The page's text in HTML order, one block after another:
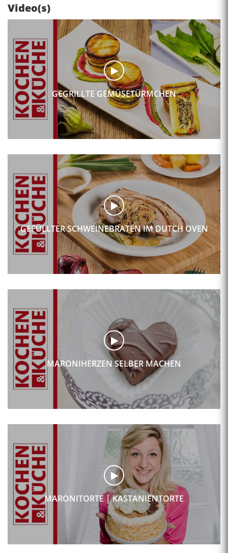
Video(s)
GEGRILLTE GEMÜSETÜRMCHEN
GEFÜLLTER SCHWEINEBRATEN IM DUTCH OVEN
MARONIHERZEN SELBER MACHEN
MARONITORTE | KASTANIENTORTE